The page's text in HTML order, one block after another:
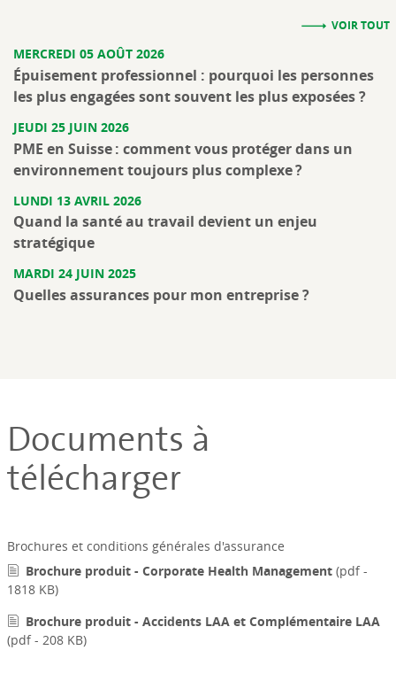
VOIR TOUT
MERCREDI 05 AOÛT 2026
Épuisement professionnel : pourquoi les personnes
les plus engagées sont souvent les plus exposées ?
JEUDI 25 JUIN 2026
PME en Suisse : comment vous protéger dans un
environnement toujours plus complexe ?
LUNDI 13 AVRIL 2026
Quand la santé au travail devient un enjeu
stratégique
MARDI 24 JUIN 2025
Quelles assurances pour mon entreprise ?
Documents à
télécharger
Brochures et conditions générales d'assurance
Brochure produit - Corporate Health Management (pdf -
1818 KB)
Brochure produit - Accidents LAA et Complémentaire LAA
(pdf - 208 KB)